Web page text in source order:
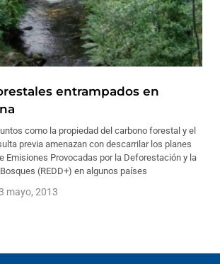
entrampados en
como la propiedad del carbono forestal y el
previa amenazan con descarrilar los planes
Emisiones Provocadas por la Deforestación y la
(REDD+) en algunos países
mayo, 2013